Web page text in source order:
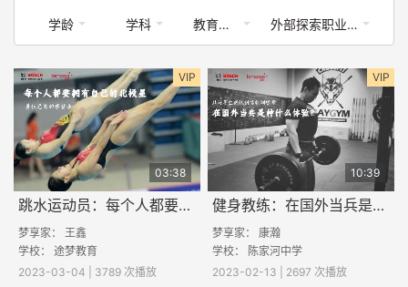
学龄 学科 教育类-体育运动 外部探索职业课
VIP
03:38
跳水运动员：每个人都要有一颗自己的“北极星”
梦享家： 王鑫
学校： 途梦教育
2023-03-04 | 3789 次播放
VIP
10:39
健身教练：在国外当兵是一段什么样的经历
梦享家： 康瀚
学校： 陈家河中学
2023-02-13 | 2697 次播放